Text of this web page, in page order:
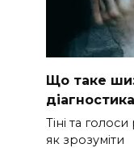
Що таке
Тіні та
як зрозуміти